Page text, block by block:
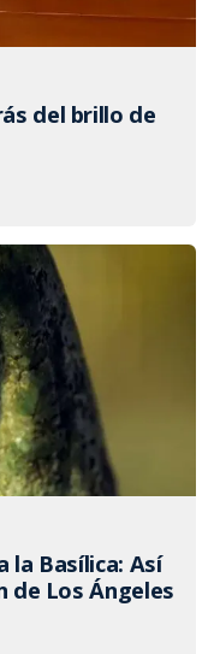
del brillo de
la Basílica: Así
de Los Ángeles